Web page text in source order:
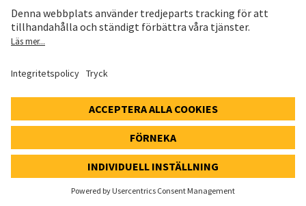
VATTENHANTERING 2023, %